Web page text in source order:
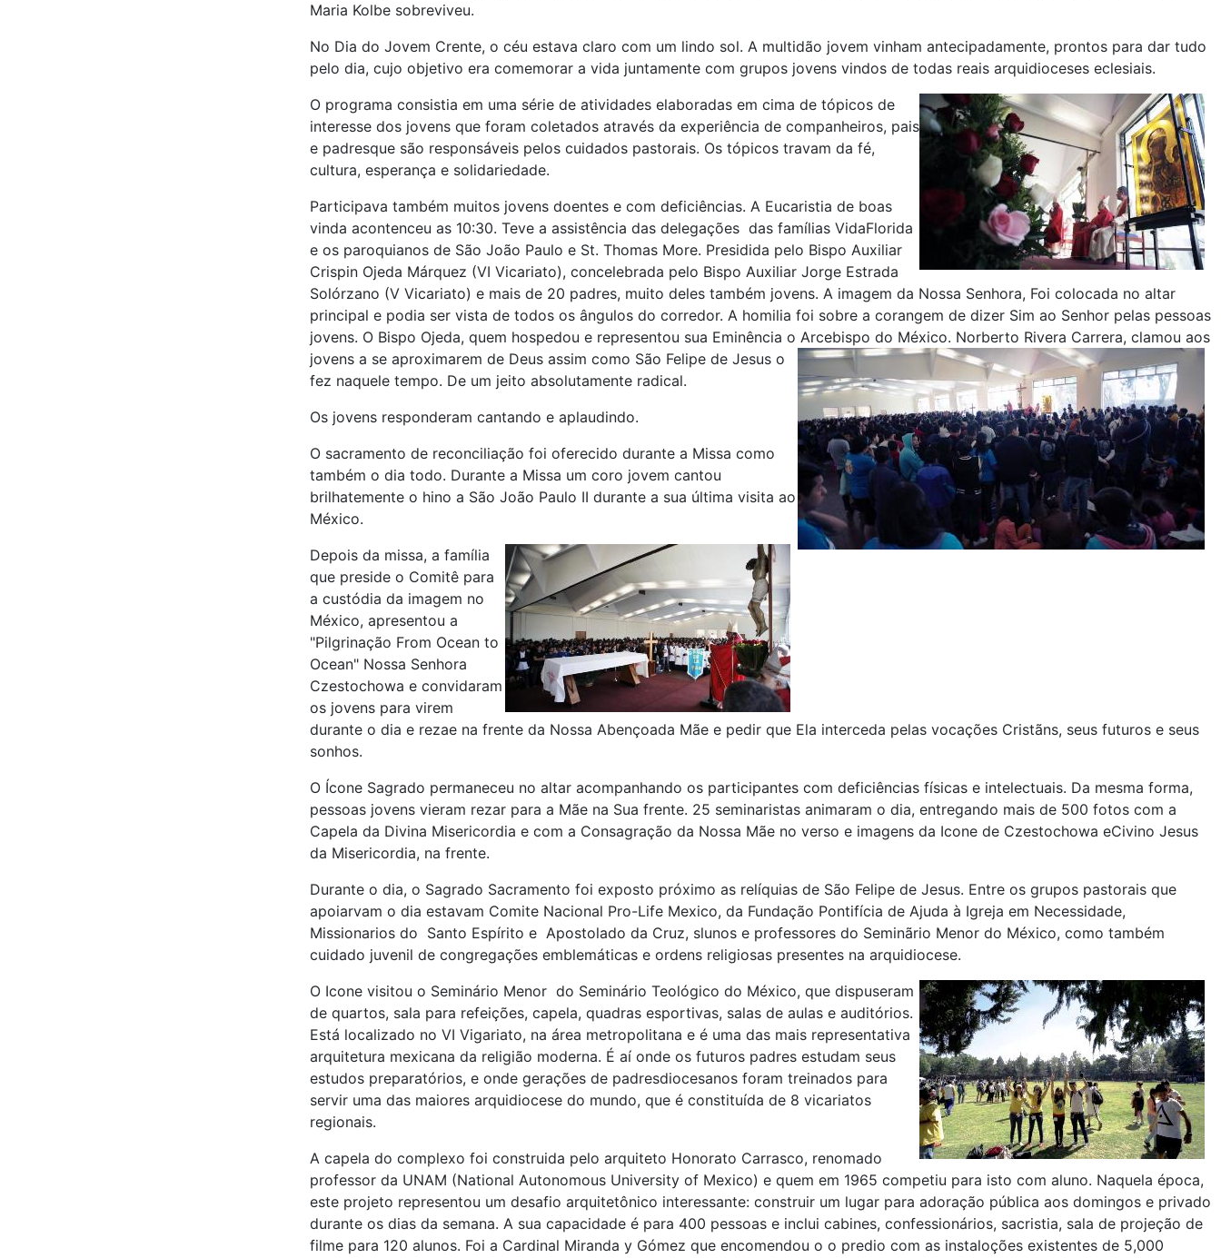
Maria Kolbe sobreviveu.
No Dia do Jovem Crente, o céu estava claro com um lindo sol. A multidão jovem vinham antecipadamente, prontos para dar tudo
pelo dia, cujo objetivo era comemorar a vida juntamente com grupos jovens vindos de todas reais arquidioceses eclesiais.
O programa consistia em uma série de atividades elaboradas em cima de tópicos de
interesse dos jovens que foram coletados através da experiência de companheiros, pais
e padresque são responsáveis pelos cuidados pastorais. Os tópicos travam da fé,
cultura, esperança e solidariedade.
Participava também muitos jovens doentes e com deficiências. A Eucaristia de boas
vinda acontenceu as 10:30. Teve a assistência das delegações das famílias VidaFlorida
e os paroquianos de São João Paulo e St. Thomas More. Presidida pelo Bispo Auxiliar
Crispin Ojeda Márquez (VI Vicariato), concelebrada pelo Bispo Auxiliar Jorge Estrada
Solórzano (V Vicariato) e mais de 20 padres, muito deles também jovens. A imagem da Nossa Senhora, Foi colocada no altar
principal e podia ser vista de todos os ângulos do corredor. A homilia foi sobre a corangem de dizer Sim ao Senhor pelas pessoas
jovens. O Bispo Ojeda, quem hospedou e representou sua Eminência o Arcebispo do México. Norberto Rivera Carrera, clamou aos
jovens a se aproximarem de Deus assim como São Felipe de Jesus o
fez naquele tempo. De um jeito absolutamente radical.
Os jovens responderam cantando e aplaudindo.
O sacramento de reconciliação foi oferecido durante a Missa como
também o dia todo. Durante a Missa um coro jovem cantou
brilhatemente o hino a São João Paulo II durante a sua última visita ao
México.
Depois da missa, a família
que preside o Comitê para
a custódia da imagem no
México, apresentou a
"Pilgrinação From Ocean to
Ocean" Nossa Senhora
Czestochowa e convidaram
os jovens para virem
durante o dia e rezae na frente da Nossa Abençoada Mãe e pedir que Ela interceda pelas vocações Cristãns, seus futuros e seus
sonhos.
O Ícone Sagrado permaneceu no altar acompanhando os participantes com deficiências físicas e intelectuais. Da mesma forma,
pessoas jovens vieram rezar para a Mãe na Sua frente. 25 seminaristas animaram o dia, entregando mais de 500 fotos com a
Capela da Divina Misericordia e com a Consagração da Nossa Mãe no verso e imagens da Icone de Czestochowa eCivino Jesus
da Misericordia, na frente.
Durante o dia, o Sagrado Sacramento foi exposto próximo as relíquias de São Felipe de Jesus. Entre os grupos pastorais que
apoiarvam o dia estavam Comite Nacional Pro-Life Mexico, da Fundação Pontifícia de Ajuda à Igreja em Necessidade,
Missionarios do Santo Espírito e Apostolado da Cruz, slunos e professores do Seminãrio Menor do México, como também
cuidado juvenil de congregações emblemáticas e ordens religiosas presentes na arquidiocese.
O Icone visitou o Seminário Menor do Seminário Teológico do México, que dispuseram
de quartos, sala para refeições, capela, quadras esportivas, salas de aulas e auditórios.
Está localizado no VI Vigariato, na área metropolitana e é uma das mais representativa
arquitetura mexicana da religião moderna. É aí onde os futuros padres estudam seus
estudos preparatórios, e onde gerações de padresdiocesanos foram treinados para
servir uma das maiores arquidiocese do mundo, que é constituída de 8 vicariatos
regionais.
A capela do complexo foi construida pelo arquiteto Honorato Carrasco, renomado
professor da UNAM (National Autonomous University of Mexico) e quem em 1965 competiu para isto com aluno. Naquela época,
este projeto representou um desafio arquitetônico interessante: construir um lugar para adoração pública aos domingos e privado
durante os dias da semana. A sua capacidade é para 400 pessoas e inclui cabines, confessionários, sacristia, sala de projeção de
filme para 120 alunos. Foi a Cardinal Miranda y Gómez que encomendou o o predio com as instaloções existentes de 5,000